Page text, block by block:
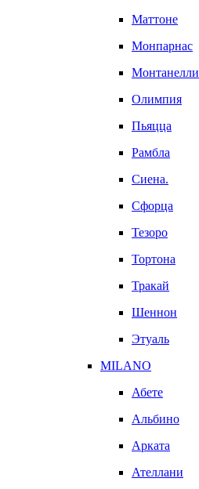
Маттоне
Монпарнас
Монтанелли
Олимпия
Пьяцца
Рамбла
Сиена.
Сфорца
Тезоро
Тортона
Тракай
Шеннон
Этуаль
MILANO
Абете
Альбино
Арката
Ателлани